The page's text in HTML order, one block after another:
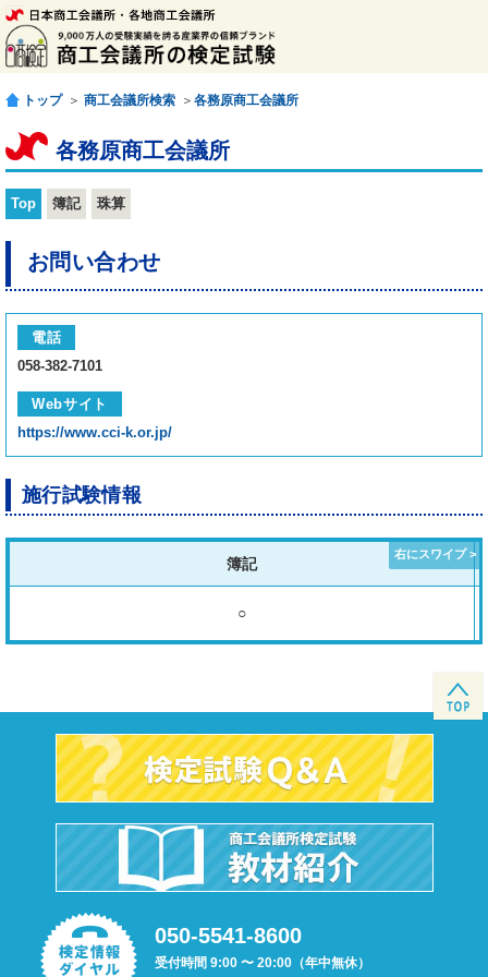
トップ ＞ 商工会議所検索 ＞ 各務原商工会議所
各務原商工会議所
Top 簿記 珠算
お問い合わせ
電話
058-382-7101
Webサイト
https://www.cci-k.or.jp/
施行試験情報
簿記
○
050-5541-8600
受付時間 9:00 〜 20:00（年中無休）